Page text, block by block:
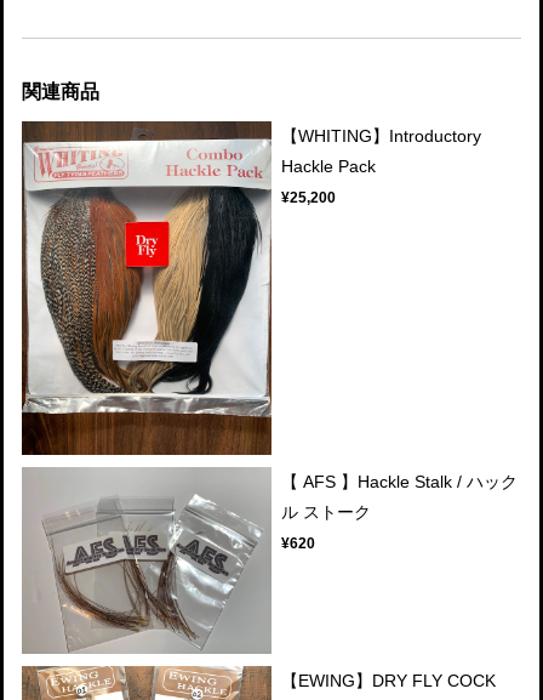
関連商品
【WHITING】Introductory
Hackle Pack
¥25,200
【 AFS 】Hackle Stalk / ハック
ル ストーク
¥620
【EWING】DRY FLY COCK